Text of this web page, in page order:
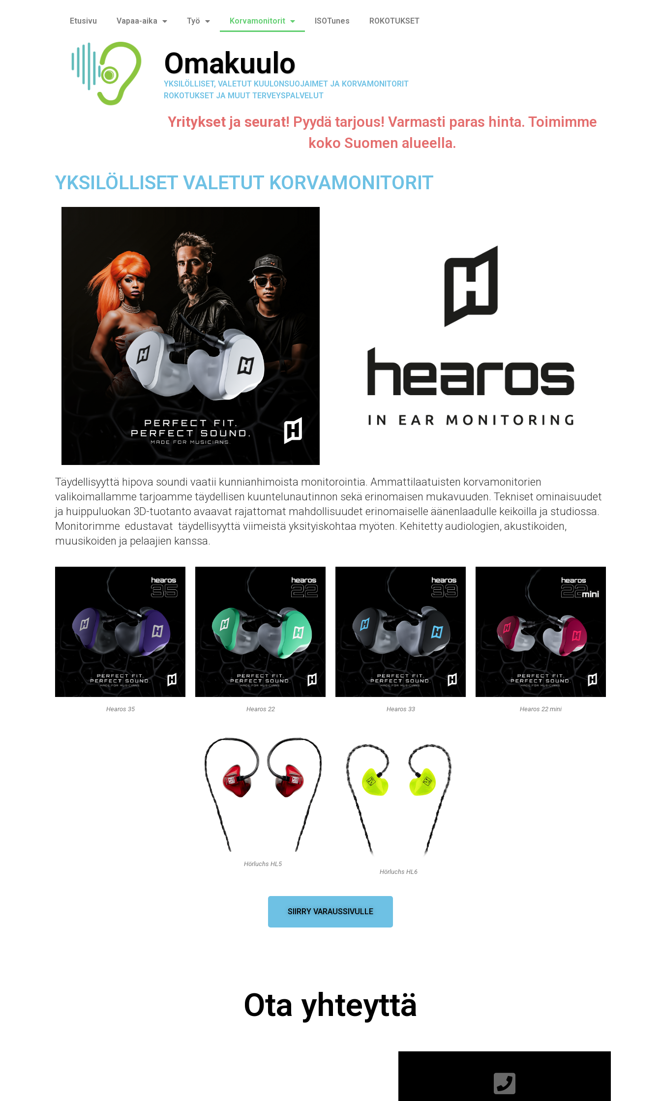
Etusivu Vapaa-aika Työ Korvamonitorit ISOTunes ROKOTUKSET
Omakuulo
YKSILÖLLISET, VALETUT KUULONSUOJAIMET JA KORVAMONITORIT
ROKOTUKSET JA MUUT TERVEYSPALVELUT
Yritykset ja seurat! Pyydä tarjous! Varmasti paras hinta. Toimimme
koko Suomen alueella.
YKSILÖLLISET VALETUT KORVAMONITORIT
Täydellisyyttä hipova soundi vaatii kunnianhimoista monitorointia. Ammattilaatuisten korvamonitorien
valikoimallamme tarjoamme täydellisen kuuntelunautinnon sekä erinomaisen mukavuuden. Tekniset ominaisuudet
ja huippuluokan 3D-tuotanto avaavat rajattomat mahdollisuudet erinomaiselle äänenlaadulle keikoilla ja studiossa.
Monitorimme edustavat täydellisyyttä viimeistä yksityiskohtaa myöten. Kehitetty audiologien, akustikoiden,
muusikoiden ja pelaajien kanssa.
Hearos 35 Hearos 22 Hearos 33 Hearos 22 mini
Hörluchs HL5
Hörluchs HL6
SIIRRY VARAUSSIVULLE
Ota yhteyttä